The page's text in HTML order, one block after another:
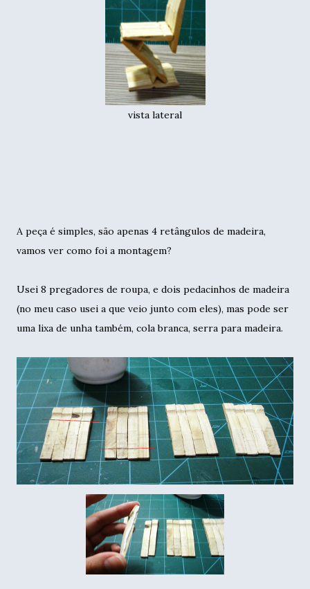
vista lateral
A peça é simples, são apenas 4 retângulos de madeira,
vamos ver como foi a montagem?
Usei 8 pregadores de roupa, e dois pedacinhos de madeira
(no meu caso usei a que veio junto com eles), mas pode ser
uma lixa de unha também, cola branca, serra para madeira.